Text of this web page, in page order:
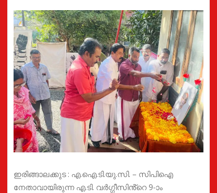
ഇരിങ്ങാലക്കുട : എ.ഐ.ടി.യു.സി. – സിപിഐ
നേതാവായിരുന്ന എ.ടി. വർഗ്ഗീസിൻ്റെ 9-ാം